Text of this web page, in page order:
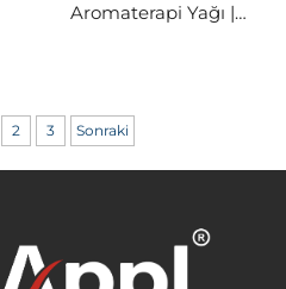
Aromaterapi Yağı |
2 3 Sonraki